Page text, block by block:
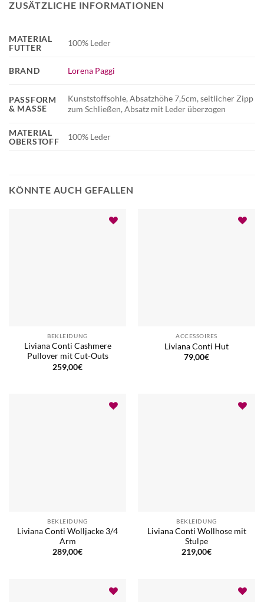
ZUSÄTZLICHE INFORMATIONEN
MATERIAL
OBERSTOFF
100% Leder
MATERIAL
FUTTER
100% Leder
BRAND Lorena Paggi
PASSFORM
& MASSE
Kunststoffsohle, Absatzhöhe 7,5cm, seitlicher Zipp
zum Schließen, Absatz mit Leder überzogen
KÖNNTE AUCH GEFALLEN
BEKLEIDUNG
Liviana Conti Cashmere
Pullover mit Cut-Outs
259,00€
ACCESSOIRES
Liviana Conti Hut
79,00€
BEKLEIDUNG
Liviana Conti Wolljacke 3/4
Arm
289,00€
BEKLEIDUNG
Liviana Conti Wollhose mit
Stulpe
219,00€